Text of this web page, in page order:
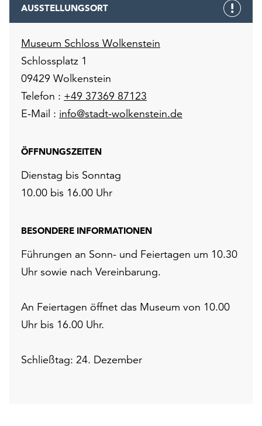
AUSSTELLUNGSORT
Museum Schloss Wolkenstein
Schlossplatz 1
09429 Wolkenstein
Telefon : +49 37369 87123
E-Mail : info@stadt-wolkenstein.de
ÖFFNUNGSZEITEN
Dienstag bis Sonntag
10.00 bis 16.00 Uhr
BESONDERE INFORMATIONEN
Führungen an Sonn- und Feiertagen um 10.30
Uhr sowie nach Vereinbarung.
An Feiertagen öffnet das Museum von 10.00
Uhr bis 16.00 Uhr.
Schließtag: 24. Dezember